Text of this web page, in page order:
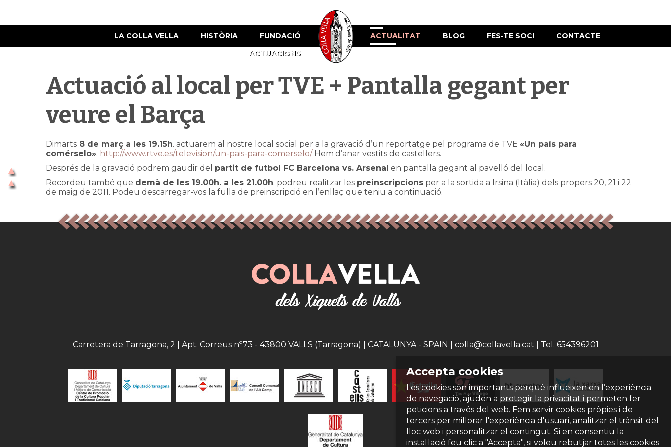
LA COLLA VELLA HISTÒRIA
FUNDACIÓ
ACTUACIONS
ACTUALITAT BLOG FES-TE SOCI CONTACTE
Actuació al local per TVE + Pantalla gegant per
veure el Barça
Dimarts 8 de març a les 19.15h. actuarem al nostre local social per a la gravació d’un reportatge pel programa de TVE «Un país para
comérselo». http://www.rtve.es/television/un-pais-para-comerselo/Hem d’anar vestits de castellers.
Després de la gravació podrem gaudir del partit de futbol FC Barcelona vs. Arsenal en pantalla gegant al pavelló del local.
Recordeu també que demà de les 19.00h. a les 21.00h. podreu realitzar les preinscripcions per a la sortida a Irsina (Itàlia) dels propers 20, 21 i 22
de maig de 2011. Podeu descarregar-vos la fulla de preinscripció en l’enllaç que teniu a continuació.
Accepta cookies
Les cookies són importants perquè influeixen en l’experiència
de navegació, ajuden a protegir la privacitat i permeten fer
peticions a través del web. Fem servir cookies pròpies i de
tercers per millorar l'experiència d'usuari, analitzar el trànsit del
lloc web i personalitzar el contingut. Si en consentiu la
instal·lació feu clic a "Accepta", si voleu rebutjar totes les cookies
Carretera de Tarragona, 2 | Apt. Correus nº73 - 43800 VALLS (Tarragona) | CATALUNYA - SPAIN | colla@collavella.cat | Tel. 654396201